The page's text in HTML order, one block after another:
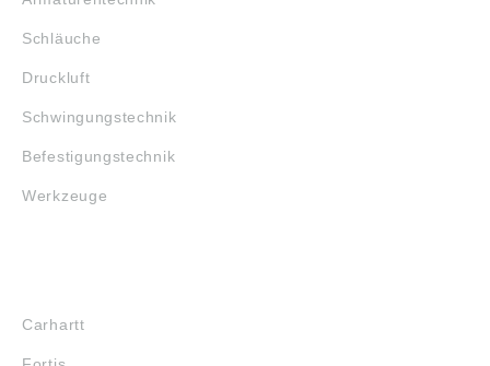
Schläuche
Druckluft
Schwingungstechnik
Befestigungstechnik
Werkzeuge
Carhartt